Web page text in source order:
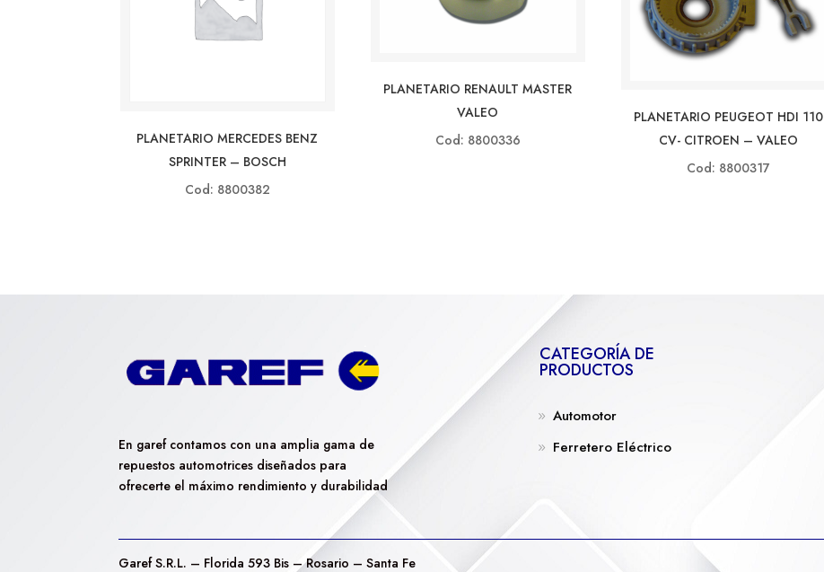
PLANETARIO MERCEDES BENZ
SPRINTER – BOSCH
Cod: 8800382
PLANETARIO RENAULT MASTER
VALEO
Cod: 8800336
PLANETARIO PEUGEOT HDI 110
CV- CITROEN – VALEO
Cod: 8800317
En garef contamos con una amplia gama de
repuestos automotrices diseñados para
ofrecerte el máximo rendimiento y durabilidad
CATEGORÍA DE
PRODUCTOS
Automotor
Ferretero Eléctrico
Garef S.R.L. – Florida 593 Bis – Rosario – Santa Fe